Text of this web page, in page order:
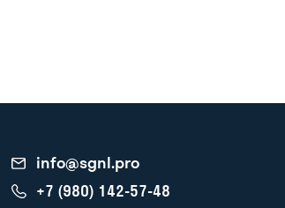
info@sgnl.pro
+7 (980) 142-57-48